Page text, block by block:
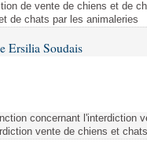
de vente de chiens et de
de chats par les animaleries
Ersilia Soudais
concernant l'interdiction
vente de chiens et chats